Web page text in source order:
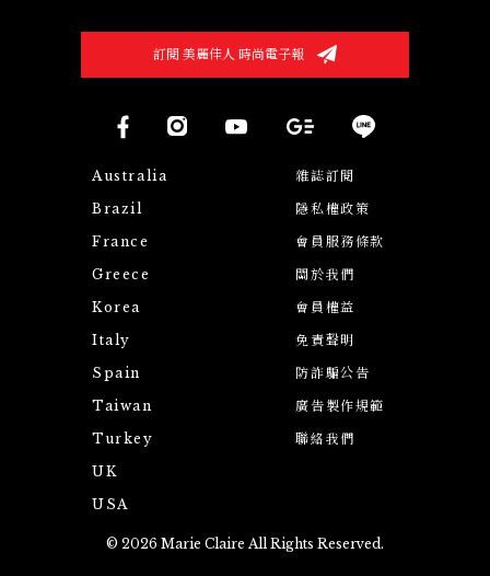
Australia
Brazil
France
Greece
Korea
Italy
Spain
Taiwan
Turkey
UK
USA
訂閱 美麗佳人 時尚電子報
© 2026 Marie Claire All Rights Reserved.
雜誌訂閱
隱私權政策
會員服務條款
關於我們
會員權益
免責聲明
防詐騙公告
廣告製作規範
聯絡我們